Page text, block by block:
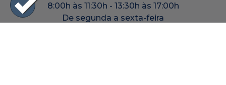
8:00h às 11:30h - 13:30h às 17:00h
De segunda a sexta-feira